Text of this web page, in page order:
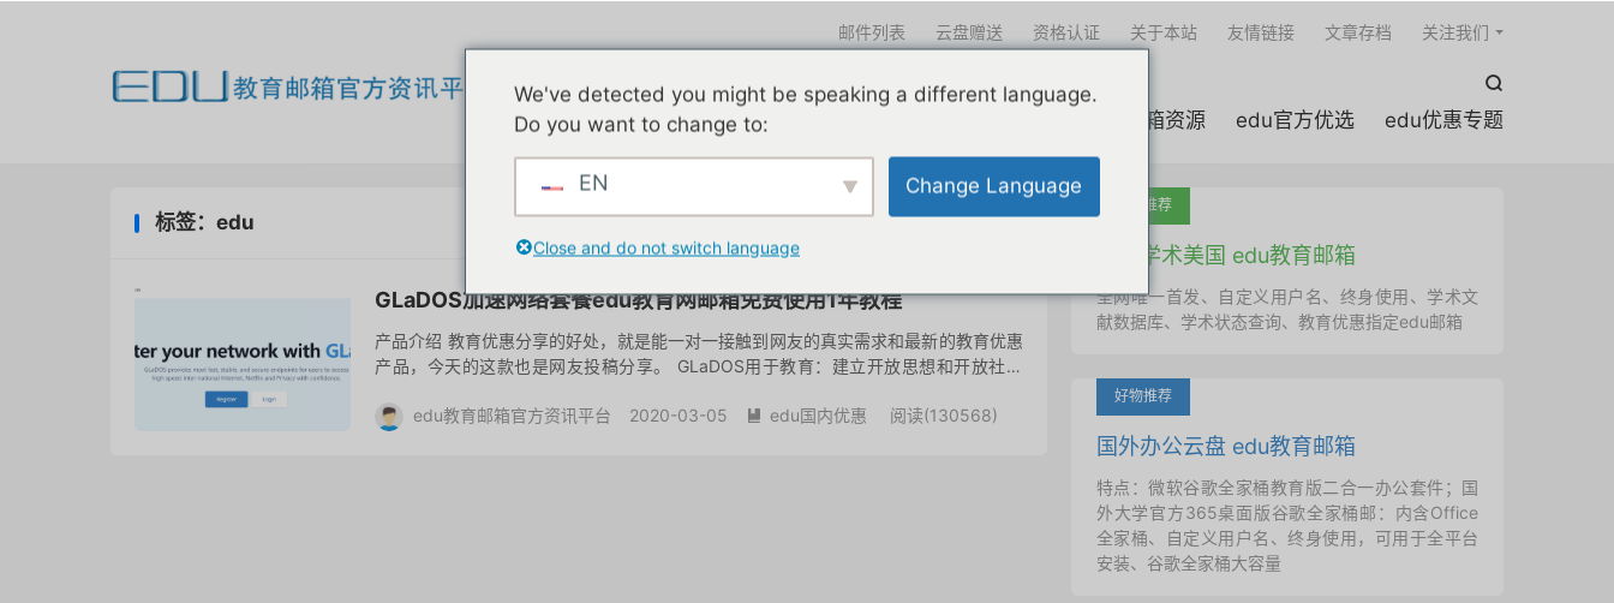
我们一直在努力

edu邮箱申请 edu邮箱资源 edu官方优选 edu优惠专题
邮件列表 云盘赠送 资格认证 关于本站 友情链接 文章存档 关注我们
共 1 篇文章
标签：edu
GLaDOS加速网络套餐edu教育网邮箱免费使用1年教程
产品介绍 教育优惠分享的好处，就是能一对一接触到网友的真实需求和最新的教育优惠
产品，今天的这款也是网友投稿分享。 GLaDOS用于教育：建立开放思想和开放社会
edu教育邮箱官方资讯平台
2020-03-05  edu国内优惠 阅读(130568)
吐血推荐
国外学术美国 edu教育邮箱
全网唯一首发、自定义用户名、终身使用、学术文
献数据库、学术状态查询、教育优惠指定edu邮箱
好物推荐
国外办公云盘 edu教育邮箱
特点：微软谷歌全家桶教育版二合一办公套件；国
外大学官方365桌面版谷歌全家桶邮：内含Office
全家桶、自定义用户名、终身使用，可用于全平台
安装、谷歌全家桶大容量
We've detected you might be speaking a different language.
Do you want to change to:
EN Change Language
Close and do not switch language